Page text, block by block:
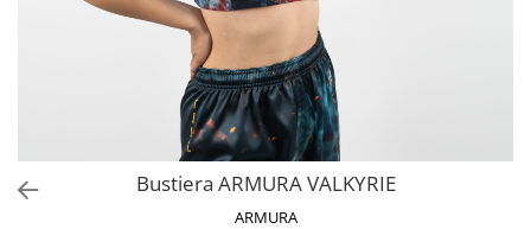
Fitness
Mingi medicinale
Bustiera ARMURA VALKYRIE
ARMURA